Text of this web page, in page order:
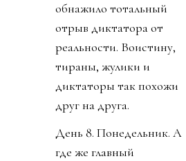
обнажило тотальный
отрыв диктатора от
реальности. Воистину,
тираны, жулики и
диктаторы так похожи
друг на друга.
День 8. Понедельник. А
где же главный